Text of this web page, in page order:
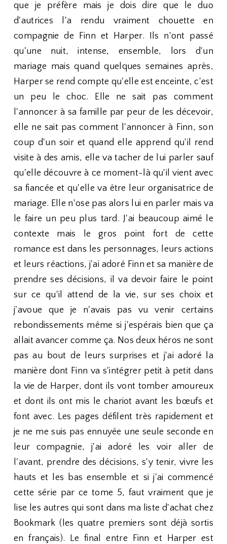
que je préfère mais je dois dire que le duo
d'autrices l'a rendu vraiment chouette en
compagnie de Finn et Harper. Ils n'ont passé
qu'une nuit, intense, ensemble, lors d'un
mariage mais quand quelques semaines après,
Harper se rend compte qu'elle est enceinte, c'est
un peu le choc. Elle ne sait pas comment
l'annoncer à sa famille par peur de les décevoir,
elle ne sait pas comment l'annoncer à Finn, son
coup d'un soir et quand elle apprend qu'il rend
visite à des amis, elle va tacher de lui parler sauf
qu'elle découvre à ce moment-là qu'il vient avec
sa fiancée et qu'elle va être leur organisatrice de
mariage. Elle n'ose pas alors lui en parler mais va
le faire un peu plus tard. J'ai beaucoup aimé le
contexte mais le gros point fort de cette
romance est dans les personnages, leurs actions
et leurs réactions, j'ai adoré Finn et sa manière de
prendre ses décisions, il va devoir faire le point
sur ce qu'il attend de la vie, sur ses choix et
j'avoue que je n'avais pas vu venir certains
rebondissements même si j'espérais bien que ça
allait avancer comme ça. Nos deux héros ne sont
pas au bout de leurs surprises et j'ai adoré la
manière dont Finn va s'intégrer petit à petit dans
la vie de Harper, dont ils vont tomber amoureux
et dont ils ont mis le chariot avant les bœufs et
font avec. Les pages défilent très rapidement et
je ne me suis pas ennuyée une seule seconde en
leur compagnie, j'ai adoré les voir aller de
l'avant, prendre des décisions, s'y tenir, vivre les
hauts et les bas ensemble et si j'ai commencé
cette série par ce tome 5, faut vraiment que je
lise les autres qui sont dans ma liste d'achat chez
Bookmark (les quatre premiers sont déjà sortis
en français). Le final entre Finn et Harper est